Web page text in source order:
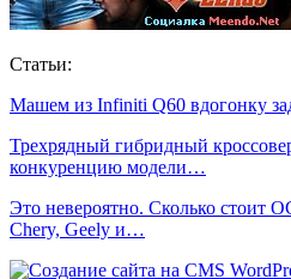
Статьи:
Машем из Infiniti Q60 вдогонку
Трехрядный гибридный
конкуренцию модели…
Это невероятно. Сколько стоит
Chery, Geely и…